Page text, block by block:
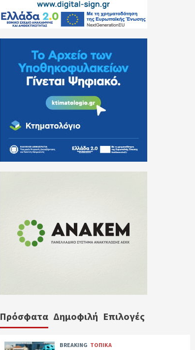
Πρόσφατα Δημοφιλή Επιλογές
BREAKING ΤΟΠΙΚΑ